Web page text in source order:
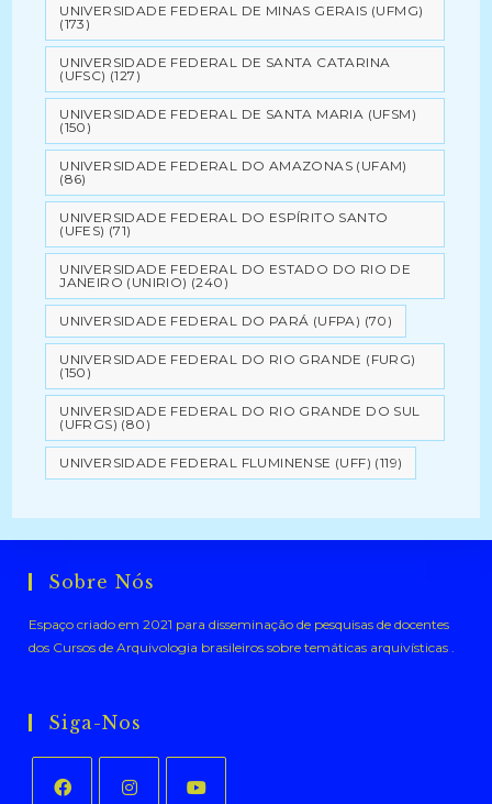
UNIVERSIDADE FEDERAL DE MINAS GERAIS (UFMG)
(173)
UNIVERSIDADE FEDERAL DE SANTA CATARINA
(UFSC) (127)
UNIVERSIDADE FEDERAL DE SANTA MARIA (UFSM)
(150)
UNIVERSIDADE FEDERAL DO AMAZONAS (UFAM)
(86)
UNIVERSIDADE FEDERAL DO ESPÍRITO SANTO
(UFES) (71)
UNIVERSIDADE FEDERAL DO ESTADO DO RIO DE
JANEIRO (UNIRIO) (240)
UNIVERSIDADE FEDERAL DO PARÁ (UFPA) (70)
UNIVERSIDADE FEDERAL DO RIO GRANDE (FURG)
(150)
UNIVERSIDADE FEDERAL DO RIO GRANDE DO SUL
(UFRGS) (80)
UNIVERSIDADE FEDERAL FLUMINENSE (UFF) (119)
Sobre Nós
Espaço criado em 2021 para disseminação de pesquisas de docentes
dos Cursos de Arquivologia brasileiros sobre temáticas arquivísticas .
Siga-Nos